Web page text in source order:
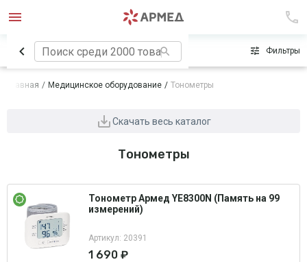
Сначала популярные Фильтры
Главная Медицинское оборудование Тонометры
Скачать весь каталог
Тонометры
Тонометр Армед YE8300N (Память на 99
измерений)
Артикул: 20391
1 690 ₽